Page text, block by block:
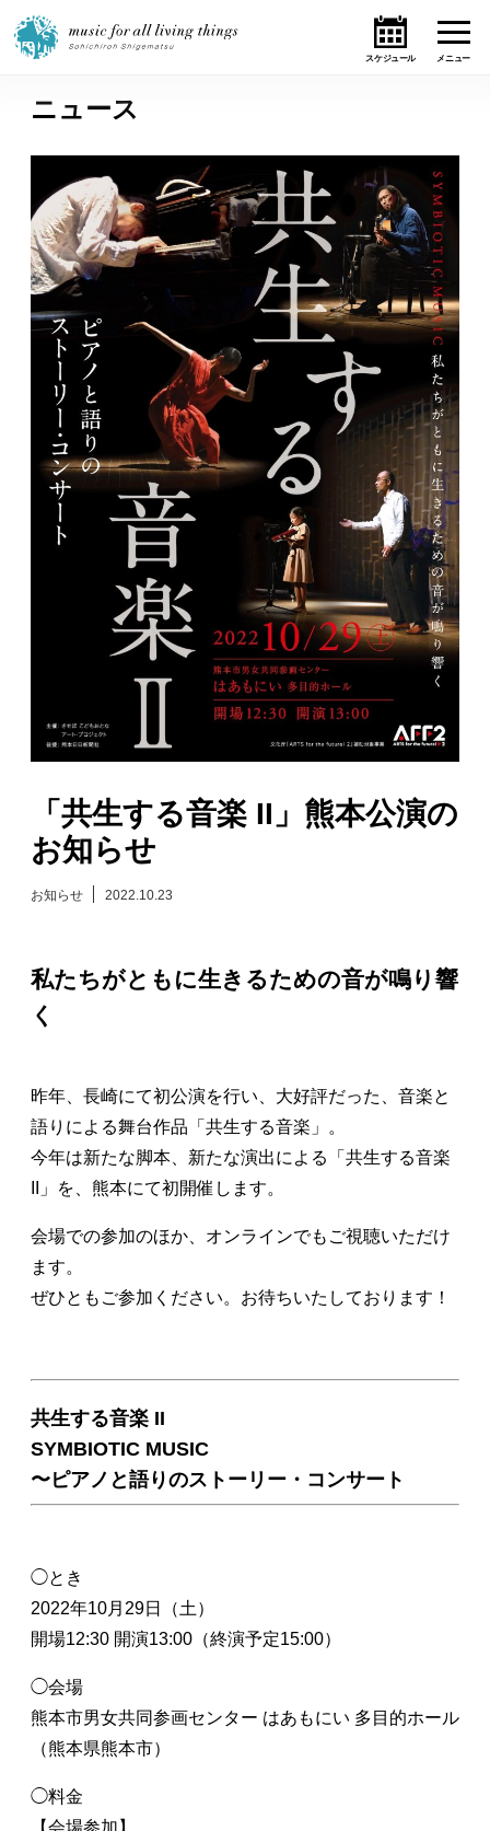
ホーム
ニュース
テーマ
ライブ・スケジュール
作品
オンライン・ショップ
ギャラリー
日々のレポート
Specials
プロフィール
ニュース
「共生する音楽 II」熊本公演の
お知らせ
お知らせ 2022.10.23
私たちがともに生きるための音が鳴り響
く
昨年、長崎にて初公演を行い、大好評だった、音楽と
語りによる舞台作品「共生する音楽」。
今年は新たな脚本、新たな演出による「共生する音楽
II」を、熊本にて初開催します。
会場での参加のほか、オンラインでもご視聴いただけ
ます。
ぜひともご参加ください。お待ちいたしております！
共生する音楽 II
SYMBIOTIC MUSIC
〜ピアノと語りのストーリー・コンサート
◯とき
2022年10月29日（土）
開場12:30 開演13:00（終演予定15:00）
◯会場
熊本市男女共同参画センター はあもにい 多目的ホール
（熊本県熊本市）
◯料金